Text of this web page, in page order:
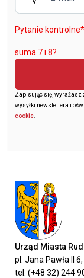
Pytanie kontrolne*
suma 7 i 8?
Zapisując się, wyrażasz
wysyłki newslettera i
cookie
Urząd Miasta
pl. Jana Pawła II
tel. (+48 32) 244